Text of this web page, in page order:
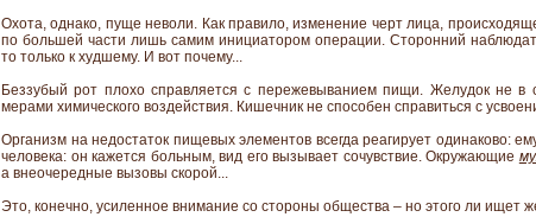
Охота, однако, пуще неволи. Как правило, изменение черт лица,
по большей части лишь самим инициатором операции. Сторонний
то только к худшему. И вот почему...
Беззубый рот плохо справляется с пережевыванием пищи. Желудок не в
мерами химического воздействия. Кишечник не способен справиться с
Организм на недостаток пищевых элементов всегда реагирует одинаково:
человека: он кажется больным, вид его вызывает сочувствие. Окружающие
а внеочередные вызовы скорой...
Это, конечно, усиленное внимание со стороны общества – но этого ли ищет